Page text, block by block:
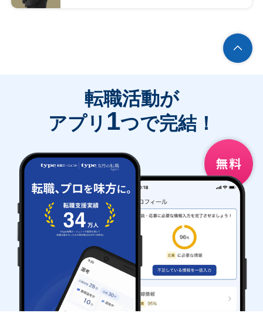
転職活動が
アプリ 1つで完結！